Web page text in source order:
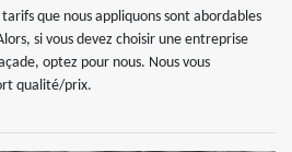
que nous appliquons sont abordables
si vous devez choisir une entreprise
optez pour nous. Nous vous
qualité/prix.